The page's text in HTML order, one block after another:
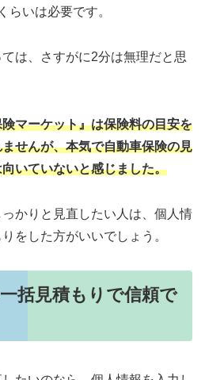
らいは必要です。
は、さすがに2分は無理だと思
マーケット』は保険料の目安を
せんが、本気で自動車保険の見
いていないと感じました。
かりと見直したい人は、個人情
をした方がいいでしょう。
括見積もりで信頼で